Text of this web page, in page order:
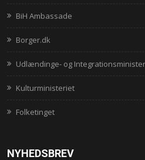
BiH Ambassade
Borger.dk
Udlændinge- og
Kulturministeriet
Folketinget
NYHEDSBREV